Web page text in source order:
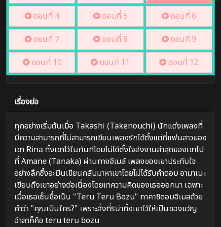
ตอนที่ 4
ตอนที่ 5
ตอนที่ 6
ตอนที่ 7
ตอนที่ 8
ตอนที่ 9
ตอนที่ 10
ตอนที่ 11 ตอนที่ 12
เรื่องย่อ
ทุกอย่างเริ่มต้นเมื่อ Takashi (Takenouchi) นักแต่งเพลงที่
มีความสามารถที่ไม่สามารถเขียนเพลงรักได้ตั้งแต่ที่แฟนสาวของ
เขา Rina ทิ้งเขาไว้ในทันทีโดยไม่ได้ตั้งใจส่งงานล่าสุดของเขาไป
ที่ Amane (Tanaka) ผ่านทางอีเมล์ เพลงของเขาประทับใจ
อย่างลึกซึ้งอะมีนเขียนกลับมาหาเขาโดยไม่ได้รับคำตอบ อามาเนะ
เขียนถึงเขาอย่างต่อเนื่องโดยเทความคิดของเธอออกมา เฉพาะ
เมื่อเธอเซ็นชื่อเป็น "Teru Teru Bozu" ทาคาชิตอบอีเมลด้วย
คำว่า "คุณเป็นใคร?" เพราะสิ่งที่ริน่าทิ้งเขาไว้ให้เป็นของขวัญ
อำลาก็คือ teru teru bozu